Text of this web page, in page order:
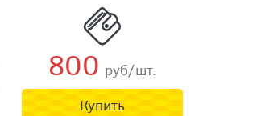
800 руб/шт.
Купить